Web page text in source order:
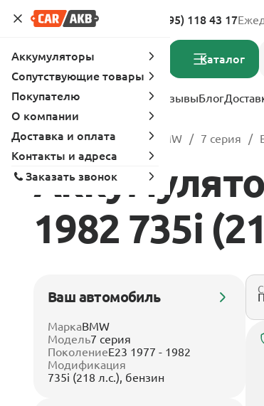
Адреса магазинов 8 (495) 118 43 17
Каталог
Услуги Вопрос-ответ ОтзывыБлог
Главная Каталог BMW 7 серия
1982 735i
Ваш автомобиль
МаркаBMW
Модель7 серия
ПоколениеE23 1977 - 1982
Модификация
735i (218 л.с.), бензин
Аккумуляторы
Сопутствующие товары
Покупателю
О компании
Доставка и оплата
Контакты и адреса
Заказать звонок